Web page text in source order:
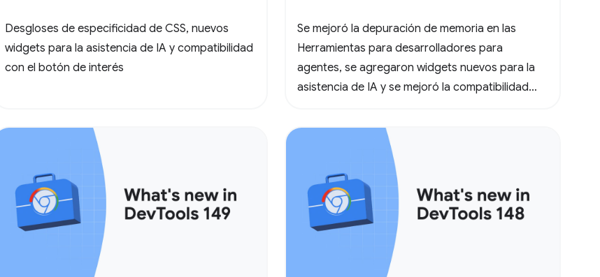
Desgloses de especificidad de CSS, nuevos
widgets para la asistencia de IA y compatibilidad
con el botón de interés
Se mejoró la depuración de memoria en las
Herramientas para desarrolladores para
agentes, se agregaron widgets nuevos para la
asistencia de IA y se mejoró la compatibilidad